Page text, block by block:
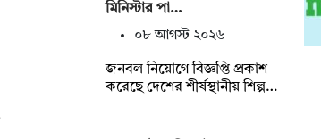
মিনিস্টার পা…
০৮ আগস্ট ২০২৬
জনবল নিয়োগে বিজ্ঞপ্তি প্রকাশ
করেছে দেশের শীর্ষস্থানীয় শিল্প…